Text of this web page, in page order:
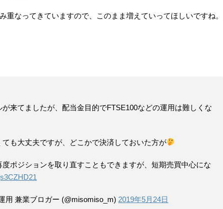
重なってきていますので、このまま増えていってほしいですね。
来てましたが、配当金目的でFTSE100などの運用は難しくな
も大丈夫ですが、どこかで決済しておいた方が
ポジションを取り直すこともできますが、短期売買中心にな
用 兼業ブロガー (@misomiso_m) 2019年5月24日